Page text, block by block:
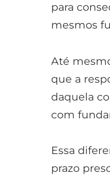
para
mesmos
Até
que a
daquela
com
Essa
prazo